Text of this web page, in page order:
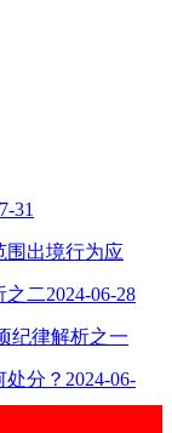
31
围出境行为应
二2024-06-28
纪律解析之一
分？2024-06-